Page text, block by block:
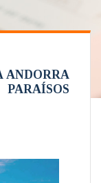
ANDORRA